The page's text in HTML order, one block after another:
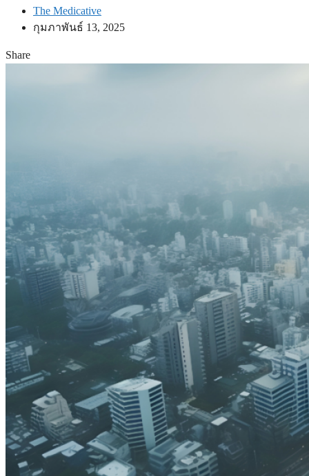
The Medicative
กุมภาพันธ์ 13, 2025
Share